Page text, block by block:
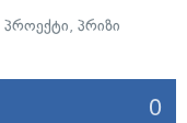
პროექტი, პრიზი
0